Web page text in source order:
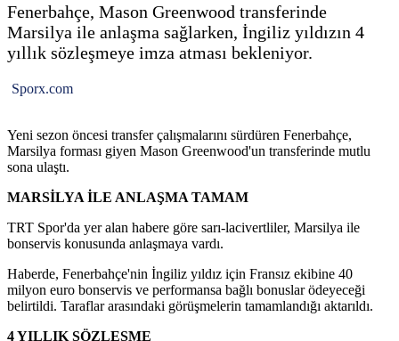
Fenerbahçe, Mason Greenwood transferinde
Marsilya ile anlaşma sağlarken, İngiliz yıldızın 4
yıllık sözleşmeye imza atması bekleniyor.
Sporx.com
Yeni sezon öncesi transfer çalışmalarını sürdüren Fenerbahçe,
Marsilya forması giyen Mason Greenwood'un transferinde mutlu
sona ulaştı.
MARSİLYA İLE ANLAŞMA TAMAM
TRT Spor'da yer alan habere göre sarı-lacivertliler, Marsilya ile
bonservis konusunda anlaşmaya vardı.
Haberde, Fenerbahçe'nin İngiliz yıldız için Fransız ekibine 40
milyon euro bonservis ve performansa bağlı bonuslar ödeyeceği
belirtildi. Taraflar arasındaki görüşmelerin tamamlandığı aktarıldı.
4 YILLIK SÖZLEŞME